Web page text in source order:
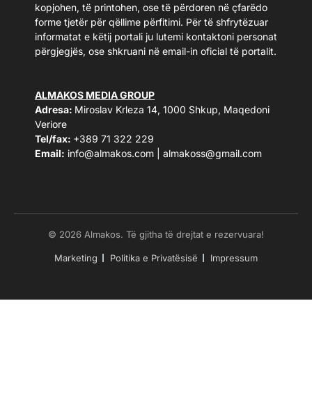
kopjohen, të printohen, ose të përdoren në çfarëdo
forme tjetër për qëllime përfitimi. Për të shfrytëzuar
informatat e këtij portali ju lutemi kontaktoni personat
përgjegjës, ose shkruani në email-in oficial të portalit.
ALMAKOS MEDIA GROUP
Adresa: Miroslav Krleza 14, 1000 Shkup, Maqedoni
Veriore
Tel/fax: +389 71 322 229
Email: info@almakos.com almakoss@gmail.com
© 2026 Almakos. Të gjitha të drejtat e rezervuara!
Marketing Politika e Privatësisë Impressum